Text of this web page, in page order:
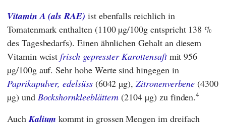
Vitamin A (als RAE) ist ebenfalls reichlich in
Tomatenmark enthalten (1100 µg/100g entspricht 138 %
des Tagesbedarfs). Einen ähnlichen Gehalt an diesem
Vitamin weistfrisch gepresster Karottensaftmit 956
µg/100g auf. Sehr hohe Werte sind hingegen in
Paprikapulver, edelsüss(6042 µg),Zitronenverbene (4300
µg) und Bockshornkleeblättern (2104 µg) zu finden.4
AuchKalium kommt in grossen Mengen im dreifach